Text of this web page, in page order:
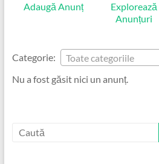
Adaugă Anunț
Explorează
Anunțuri
Categorie:
Toate categoriile
Nu a fost găsit nici un anunț.